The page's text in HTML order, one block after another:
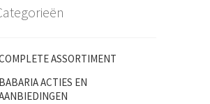
ASSORTIMENT
BABARIA ACTIES EN